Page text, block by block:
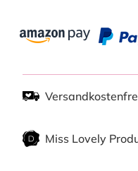
Miss Lovely